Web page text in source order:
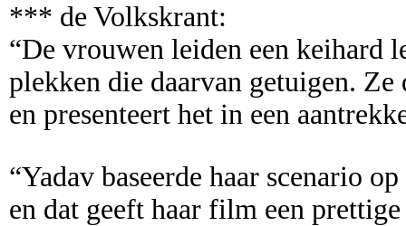
*** de Volkskrant:
“De vrouwen leiden een keihard
plekken die daarvan getuigen.
en presenteert het in een
“Yadav baseerde haar scenario
en dat geeft haar film een